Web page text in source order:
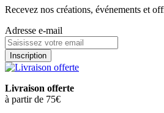
Recevez nos créations, événements et
Adresse e-mail
Inscription
Livraison offerte
à partir de 75€